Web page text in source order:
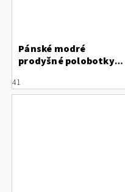
Pánské modré
prodyšné polobotky
vyjímatelnou stélkou
321ASG035000
41